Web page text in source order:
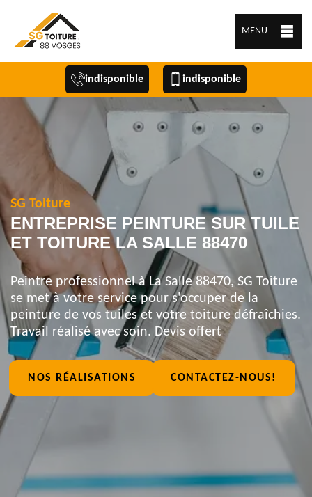
MENU
indisponible indisponible
SG Toiture
ENTREPRISE PEINTURE SUR TUILE
ET TOITURE LA SALLE 88470
Peintre professionnel à La Salle 88470, SG Toiture
se met à votre service pour s'occuper de la
peinture de vos tuiles et votre toiture défraîchies.
Travail réalisé avec soin. Devis offert
NOS RÉALISATIONS CONTACTEZ-NOUS!